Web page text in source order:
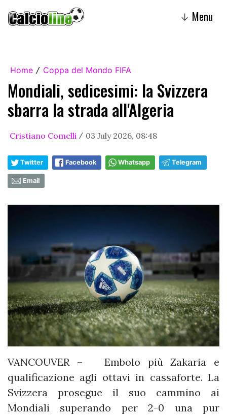
↓ Menu
Home / Coppa del Mondo FIFA
Mondiali, sedicesimi: la Svizzera
sbarra la strada all'Algeria
Cristiano Comelli / 03 July 2026, 08:48
Twitter Facebook Whatsapp Telegram
Email
VANCOUVER – Embolo più Zakaria e
qualificazione agli ottavi in cassaforte. La
Svizzera prosegue il suo cammino ai
Mondiali superando per 2-0 una pur